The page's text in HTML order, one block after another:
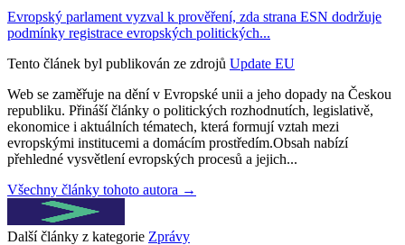
Evropský parlament vyzval k prověření, zda strana ESN dodržuje
podmínky registrace evropských politických...
Tento článek byl publikován ze zdrojů Update EU
Web se zaměřuje na dění v Evropské unii a jeho dopady na Českou
republiku. Přináší články o politických rozhodnutích, legislativě,
ekonomice i aktuálních tématech, která formují vztah mezi
evropskými institucemi a domácím prostředím.Obsah nabízí
přehledné vysvětlení evropských procesů a jejich...
Všechny články tohoto autora →
Další články z kategorie Zprávy